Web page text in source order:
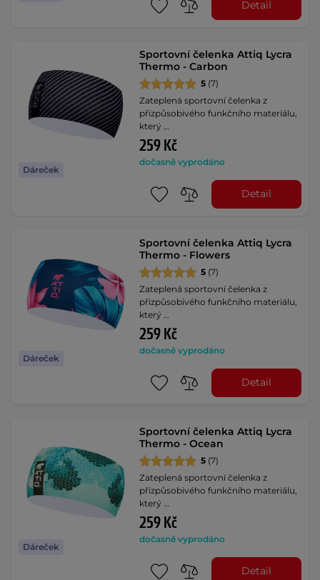
Detail
Dáreček
Sportovní čelenka Attiq Lycra
Thermo - Carbon
5 (7)
Zateplená sportovní čelenka z
přizpůsobivého funkčního materiálu,
který …
259 Kč
dočasně vyprodáno
Detail
Dáreček
Sportovní čelenka Attiq Lycra
Thermo - Flowers
5 (7)
Zateplená sportovní čelenka z
přizpůsobivého funkčního materiálu,
který …
259 Kč
dočasně vyprodáno
Detail
Dáreček
Sportovní čelenka Attiq Lycra
Thermo - Ocean
5 (7)
Zateplená sportovní čelenka z
přizpůsobivého funkčního materiálu,
který …
259 Kč
dočasně vyprodáno
Detail